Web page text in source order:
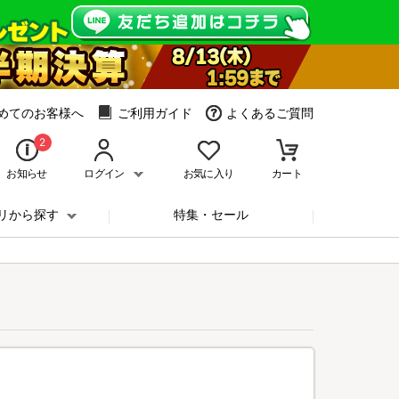
てのお客様へ ご利用ガイド よくあるご質問
2
お知らせ ログイン お気に入り カート
から探す 特集・セール